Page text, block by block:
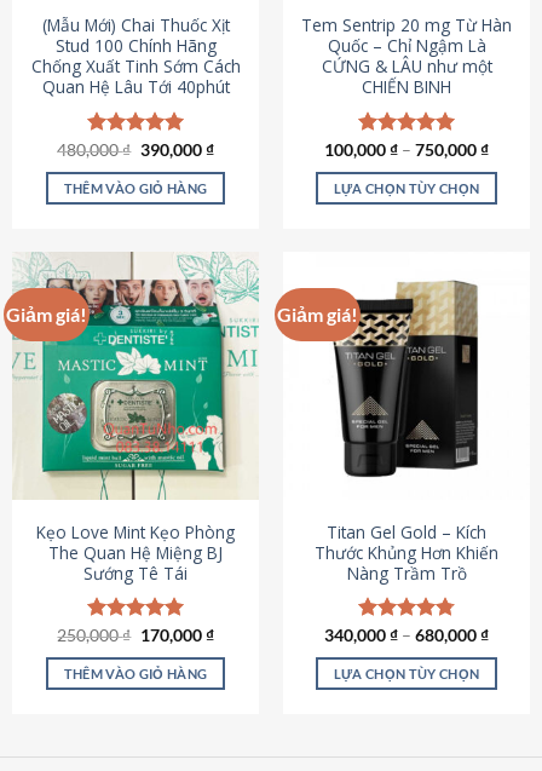
được
chọn
trên
trang
sản
phẩm
chọn
trên
trang
sản
phẩm
(Mẫu Mới) Chai Thuốc Xịt
Stud 100 Chính Hãng
Chống Xuất Tinh Sớm Cách
Quan Hệ Lâu Tới 40phút
Được xếp
hạng5.00
5 sao
480,000₫ Giá
là:
480,000 ₫.
390,000₫Giá
tại
THÊM VÀO GIỎ HÀNG
Tem Sentrip 20 mg Từ Hàn
Quốc – Chỉ Ngậm Là
CỨNG & LÂU như một
CHIẾN BINH
Được xếp
hạng5.00
5 sao
100,000₫ – 750,000₫
LỰA CHỌN TÙY CHỌN
có
nhiều
biến
tùy
chọn
có
chọn
trên
trang
sản
phẩm
Giảm giá!
Kẹo Love Mint Kẹo Phòng
The Quan Hệ Miệng BJ
Sướng Tê Tái
Được xếp
hạng5.00
5 sao
250,000₫ Giá
là:
250,000 ₫.
170,000₫Giá
tại
THÊM VÀO GIỎ HÀNG
Giảm giá!
Titan Gel Gold – Kích
Thước Khủng Hơn Khiến
Nàng Trầm Trồ
Được xếp
hạng4.79
5 sao
340,000₫ – 680,000₫
LỰA CHỌN TÙY CHỌN